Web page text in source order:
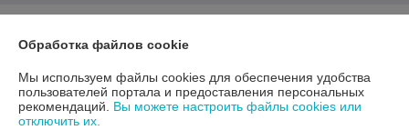
220037, г. Минск, ул. Аннаева 84/7,комната 1-6
Регистрационный номер ЕГР: 193597061
Обработка файлов cookie
Мы используем файлы cookies для обеспечения удобства
пользователей портала и предоставления персональных
рекомендаций. Вы можете настроить файлы cookies или
отключить их.